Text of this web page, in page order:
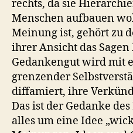
rechts, da sie
Menschen aufbauen
Meinung ist, gehört zu
ihrer Ansicht das
Gedankengut wird mit
grenzender
diffamiert, ihre
Das ist der Gedanke
alles um eine Idee